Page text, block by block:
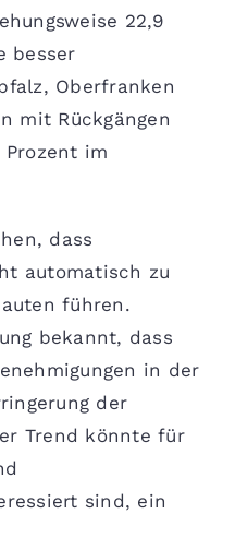
22,9
besser
Oberfranken
mit Rückgängen
Prozent im
dass
automatisch zu
führen.
bekannt, dass
in der
der
Trend könnte für
sind, ein